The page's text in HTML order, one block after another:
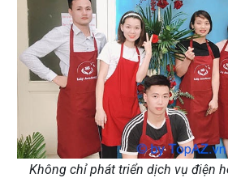
Không chỉ phát triển dịch vụ điện